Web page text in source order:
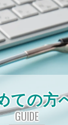
ての方
GUIDE